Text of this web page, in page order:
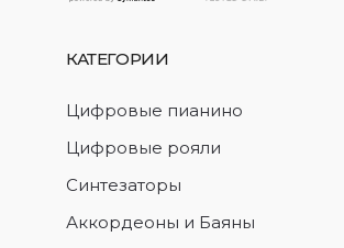
КАТЕГОРИИ
Цифровые пианино
Цифровые рояли
Синтезаторы
Аккордеоны и Баяны